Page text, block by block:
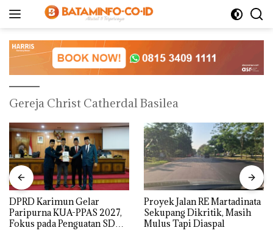
Gereja Christ Catherdal Basilea
DPRD Karimun Gelar
Paripurna KUA-PPAS 2027,
Fokus pada Penguatan SDM,
Proyek Jalan RE Martadinata
Sekupang Dikritik, Masih
Mulus Tapi Diaspal